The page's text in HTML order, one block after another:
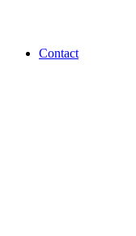
Contact